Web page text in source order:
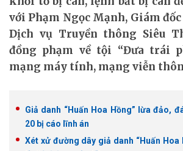
với Phạm Ngọc Mạnh, Giám
Dịch vụ Truyền thông Siêu
đồng phạm về tội “Đưa trái
mạng máy tính, mạng viễn
Giả danh “Huấn Hoa Hồng” lừa đảo,
20 bị cáo lĩnh án
Xét xử đường dây giả danh “Huấn Hoa